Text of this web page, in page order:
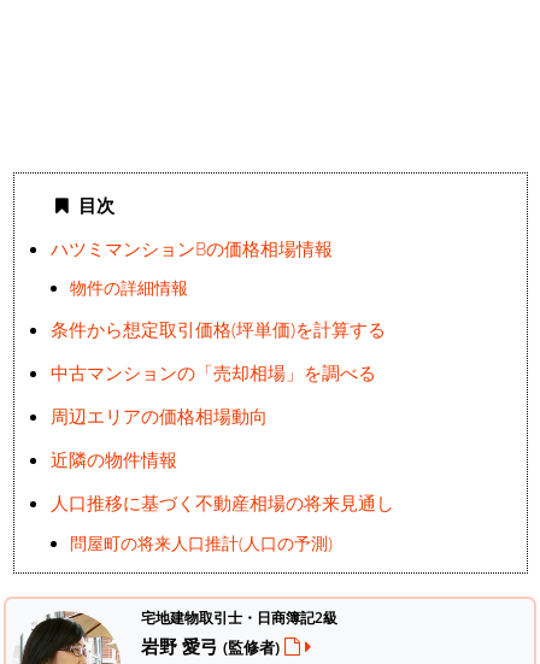
目次
ハツミマンションBの価格相場情報
物件の詳細情報
条件から想定取引価格(坪単価)を計算する
中古マンションの「売却相場」を調べる
周辺エリアの価格相場動向
近隣の物件情報
人口推移に基づく不動産相場の将来見通し
問屋町の将来人口推計(人口の予測)
宅地建物取引士・日商簿記2級
岩野 愛弓 (監修者)